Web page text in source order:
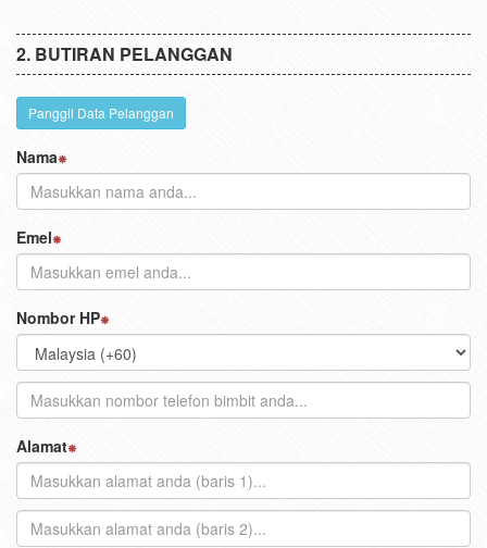
BUTIRAN PELANGGAN
Panggil Data Pelanggan
Nama
Emel
Nombor HP
Alamat